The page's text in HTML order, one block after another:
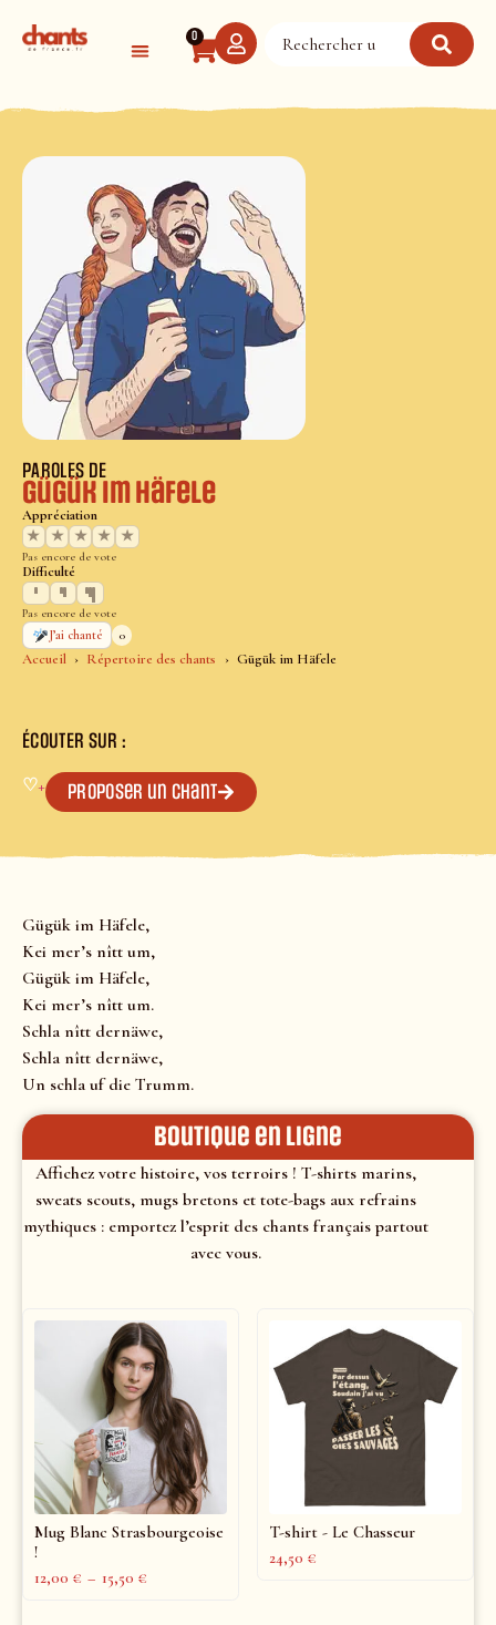
0
Accueil Répertoire des chants Gügük im Häfele
PAROLES DE
Gügük im Häfele
Appréciation
★
★ ★ ★ ★
Pas encore de vote
Difficulté
Pas encore de vote
J’ai chanté
0
ÉCOUTER SUR :
♡+ Proposer un chant
Gügük im Häfele,
Kei mer’s nîtt um,
Gügük im Häfele,
Kei mer’s nîtt um.
Schla nîtt dernäwe,
Schla nîtt dernäwe,
Un schla uf die Trumm.
Boutique en ligne
Affichez votre histoire, vos terroirs ! T-shirts marins,
sweats scouts, mugs bretons et tote-bags aux refrains
mythiques : emportez l’esprit des chants français partout
avec vous.
Mug Blanc Strasbourgeoise
!
12,00 € – 15,50 €
T-shirt - Le Chasseur
24,50 €